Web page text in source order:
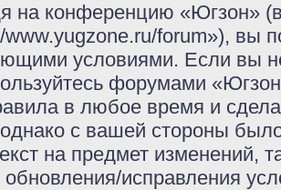
на конференцию «Югзон»
www.yugzone.ru/forum»), вы
условиями. Если вы
форумами
в любое время и
с вашей стороны
на предмет изменений,
обновления/исправления